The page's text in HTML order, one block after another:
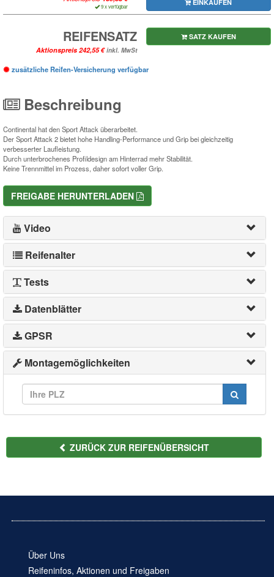
9 x verfügbar EINKAUFEN
REIFENSATZ
Aktionspreis inkl. MwSt
SATZ KAUFEN
zusätzliche Reifen-Versicherung verfügbar
Beschreibung
Continental hat den Sport Attack überarbeitet.
Der Sport Attack 2 bietet hohe Handling-Performance und Grip bei gleichzeitig
verbesserter Laufleistung.
Durch unterbrochenes Profildesign am Hinterrad mehr Stabilität.
Keine Trennmittel im Prozess, daher sofort voller Grip.
FREIGABE HERUNTERLADEN
Video
Reifenalter
Tests
Datenblätter
GPSR
Montagemöglichkeiten
ZURÜCK ZUR REIFENÜBERSICHT
Über Uns
Reifeninfos, Aktionen und Freigaben